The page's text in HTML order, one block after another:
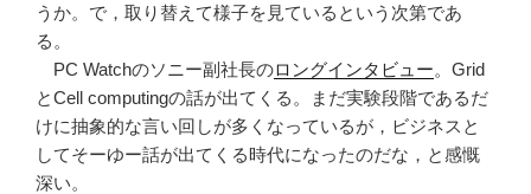
うか。で，取り替えて様子を見ているという次第であ
る。
PC Watchのソニー副社長のロングインタビュー。Grid
とCell computingの話が出てくる。まだ実験段階であるだ
けに抽象的な言い回しが多くなっているが，ビジネスと
してそーゆー話が出てくる時代になったのだな，と感慨
深い。